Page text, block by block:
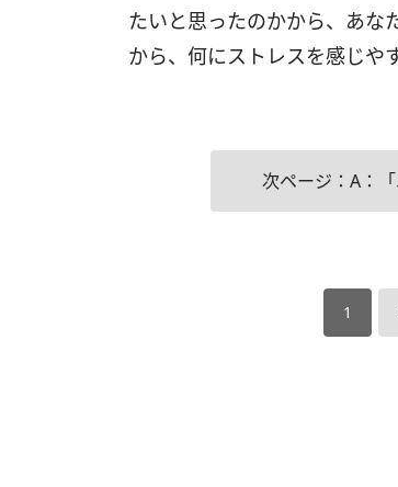
たいと思ったのかから、あな
から、何にストレスを感じや
次ページ：A：
1